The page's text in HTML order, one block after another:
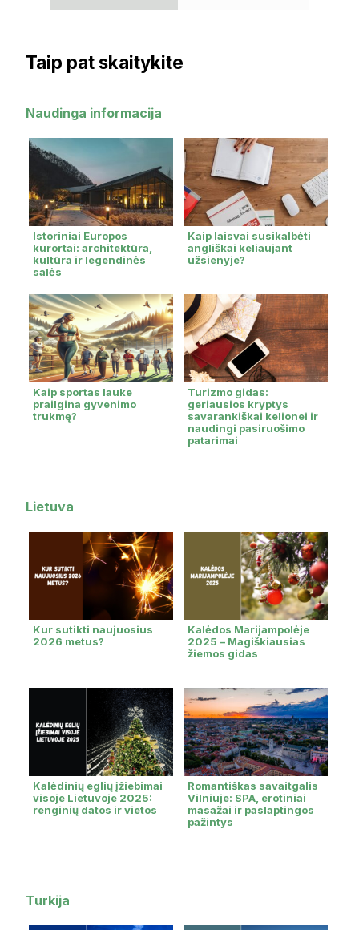
Taip pat skaitykite
Naudinga informacija
Istoriniai Europos
kurortai: architektūra,
kultūra ir legendinės
salės
Kaip laisvai susikalbėti
angliškai keliaujant
užsienyje?
Kaip sportas lauke
prailgina gyvenimo
trukmę?
Turizmo gidas:
geriausios kryptys
savarankiškai kelionei ir
naudingi pasiruošimo
patarimai
Lietuva
Kur sutikti naujuosius
2026 metus?
Kalėdos Marijampolėje
2025 – Magiškiausias
žiemos gidas
Kalėdinių eglių įžiebimai
visoje Lietuvoje 2025:
renginių datos ir vietos
Romantiškas savaitgalis
Vilniuje: SPA, erotiniai
masažai ir paslaptingos
pažintys
Turkija